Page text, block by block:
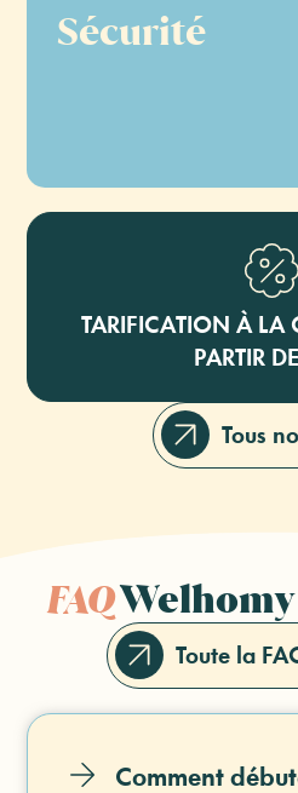
Sécurité
Gestion des litiges
TARIFICATION À LA
PARTIR
Tous
FAQWelhomy
Toute la
Comment